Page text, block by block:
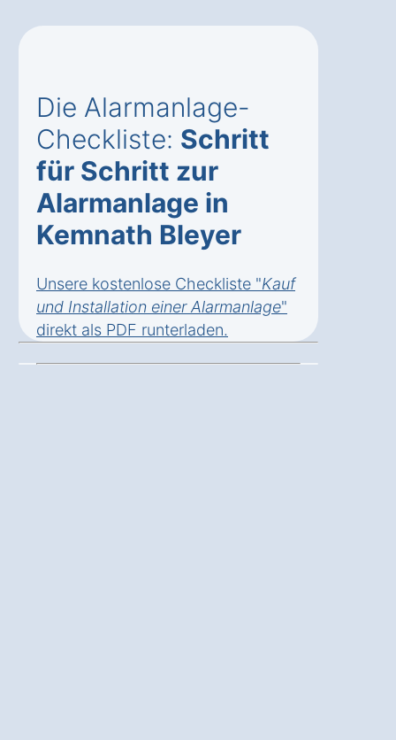
Die Alarmanlage-
Checkliste: Schritt
für Schritt zur
Alarmanlage in
Kemnath Bleyer
Unsere kostenlose Checkliste "Kauf
und Installation einer Alarmanlage"
direkt als PDF runterladen.